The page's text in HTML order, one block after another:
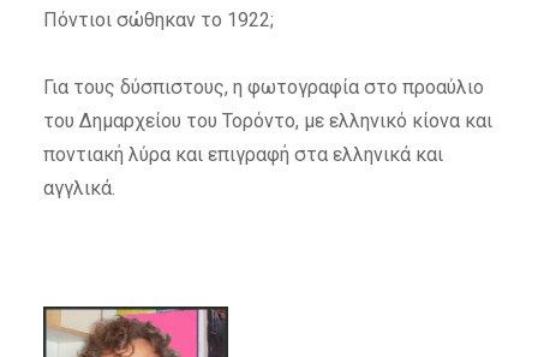
Πόντιοι σώθηκαν το 1922;
Για τους δύσπιστους, η φωτογραφία στο προαύλιο
του Δημαρχείου του Τορόντο, με ελληνικό κίονα και
ποντιακή λύρα και επιγραφή στα ελληνικά και
αγγλικά.